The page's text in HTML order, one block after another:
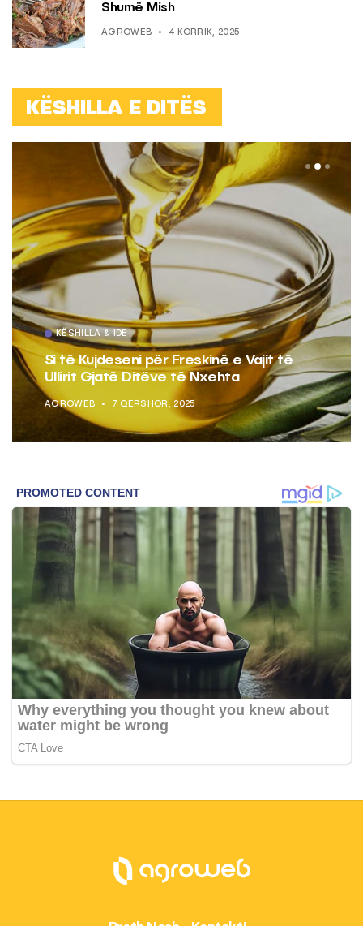
Shumë Mish
AGROWEB 4 KORRIK, 2025
KËSHILLA E DITËS
KËSHILLA & IDE
Si të Kujdeseni për Freskinë e Vajit të
Ullirit Gjatë Ditëve të Nxehta
AGROWEB 7 QERSHOR, 2025